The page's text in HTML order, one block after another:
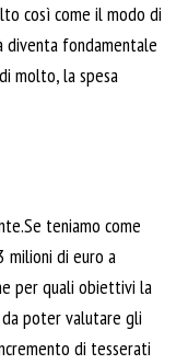
così come il modo di
fondamentale
molto, la spesa
teniamo come
milioni di euro a
per quali obiettivi la
poter valutare gli
di tesserati